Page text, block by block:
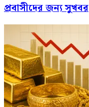
প্রবাসীদের জন্য